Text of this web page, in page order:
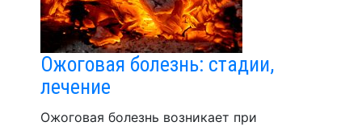
Ожоговая болезнь: стадии,
лечение
Ожоговая болезнь возникает при